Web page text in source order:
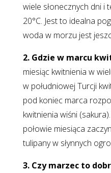
wiele słonecznych dni i
20°C. Jest to idealna
woda w morzu jest
2. Gdzie w marcu
miesiąc kwitnienia w
w południowej Turcji
pod koniec marca
kwitnienia wiśni
połowie miesiąca
tulipany w słynnych
3. Czy marzec to